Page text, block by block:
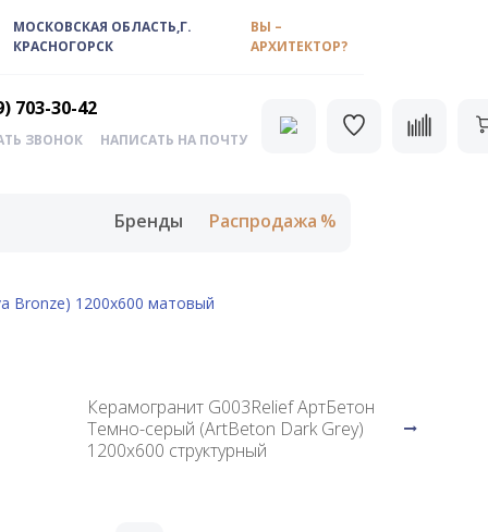
МОСКОВСКАЯ ОБЛАСТЬ,Г.
КРАСНОГОРСК
ВЫ –
АРХИТЕКТОР?
703-30-42
ЗВОНОК НАПИСАТЬ НА ПОЧТУ
Бренды Распродажа
Bronze) 1200x600 матовый
Керамогранит G003Relief АртБетон
Темно-серый (ArtBeton Dark Grey)
1200x600 структурный